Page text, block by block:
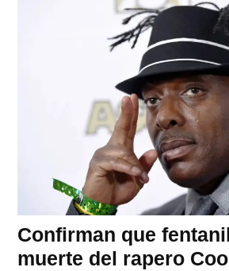
Confirman que
muerte del rapero